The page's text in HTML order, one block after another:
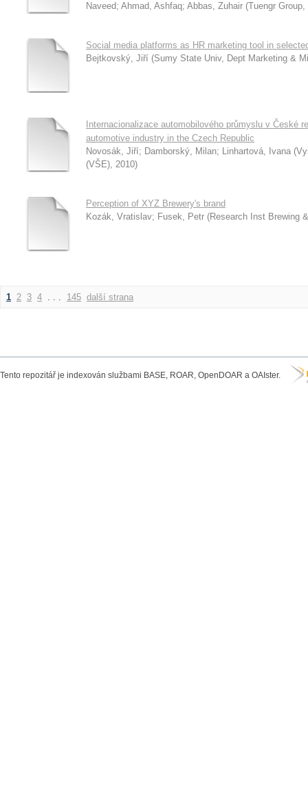
Naveed; Ahmad, Ashfaq; Abbas, Zuhair (Tuengr Group,
Social media platforms as HR marketing tool in
Bejtkovský, Jiří (Sumy State Univ, Dept Marketing &
Internacionalizace automobilového průmyslu v České
automotive industry in the Czech Republic
Novosák, Jiří; Damborský, Milan; Linhartová, Ivana (
(VŠE), 2010)
Perception of XYZ Brewery's brand
Kozák, Vratislav; Fusek, Petr (Research Inst Brewing
1 2 3 4 . . . 145 další strana
Tento repozitář je indexován službami BASE, ROAR, OpenDOAR a OAIster.